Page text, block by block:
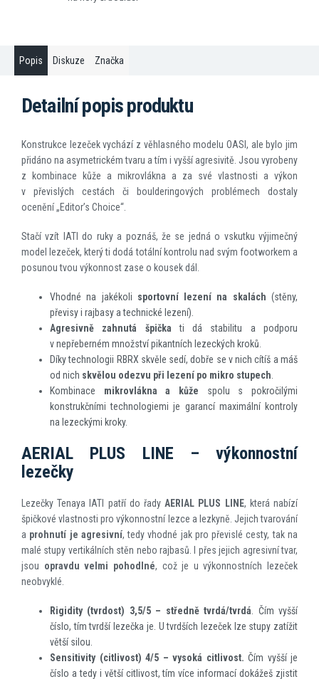
Popis Diskuze Značka
Detailní popis produktu
Konstrukce lezeček vychází z věhlasného modelu OASI, ale bylo jim
přidáno na asymetrickém tvaru a tím i vyšší agresivitě. Jsou vyrobeny
z kombinace kůže a mikrovlákna a za své vlastnosti a výkon
v převislých cestách či boulderingových problémech dostaly
ocenění „Editor’s Choice“.
Stačí vzít IATI do ruky a poznáš, že se jedná o vskutku výjimečný
model lezeček, který ti dodá totální kontrolu nad svým footworkem a
posunou tvou výkonnost zase o kousek dál.
Vhodné na jakékoli sportovní lezení na skalách (stěny,
převisy i rajbasy a technické lezení).
Agresivně zahnutá špička ti dá stabilitu a podporu
v nepřeberném množství pikantních lezeckých kroků.
Díky technologii RBRX skvěle sedí, dobře se v nich cítíš a máš
od nich skvělou odezvu při lezení po mikro stupech.
Kombinace mikrovlákna a kůže spolu s pokročilými
konstrukčními technologiemi je garancí maximální kontroly
na lezeckými kroky.
AERIAL PLUS LINE – výkonnostní
lezečky
Lezečky Tenaya IATI patří do řadyAERIAL PLUS LINE, která nabízí
špičkové vlastnosti pro výkonnostní lezce a lezkyně. Jejich tvarování
a prohnutí je agresivní, tedy vhodné jak pro převislé cesty, tak na
malé stupy vertikálních stěn nebo rajbasů. I přes jejich agresivní tvar,
jsou opravdu velmi pohodlné, což je u výkonnostních lezeček
neobvyklé.
Rigidity (tvrdost) 3,5/5 – středně tvrdá/tvrdá. Čím vyšší
číslo, tím tvrdší lezečka je. U tvrdších lezeček lze stupy zatížit
větší silou.
Sensitivity (citlivost) 4/5 – vysoká citlivost. Čím vyšší je
číslo a tedy i větší citlivost, tím více informací dokážeš zjistit